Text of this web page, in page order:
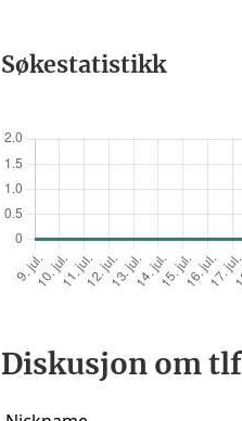
Søkestatistikk
Diskusjon om